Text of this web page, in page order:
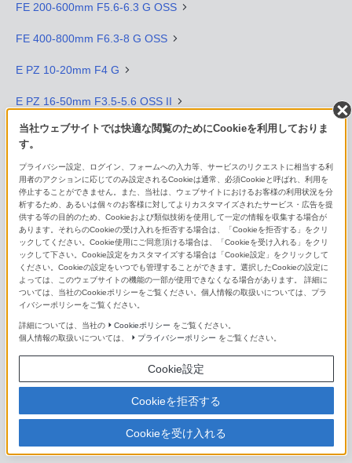
FE 200-600mm F5.6-6.3 G OSS
FE 400-800mm F6.3-8 G OSS
E PZ 10-20mm F4 G
E PZ 16-50mm F3.5-5.6 OSS II
E 16-55mm F2.8 G
E PZ 18-105mm F4 G OSS
E PZ 18-110mm F4 G OSS
E 18-135mm F3.5-5.6 OSS
E 18-200mm F3.5-6.3 OSS LE
E PZ 18-200mm F3.5-6.3 OSS
E 55-210mm F4.5-6.3 OSS
単焦点レンズ（Eマウント用）
FE 14mm F1.8 GM
FE 16mm F1.8 G
当社ウェブサイトでは快適な閲覧のためにCookieを利用しておりま
す。
プライバシー設定、ログイン、フォームへの入力等、サービスのリクエストに相当する利
用者のアクションに応じてのみ設定されるCookieは通常、必須Cookieと呼ばれ、利用を
停止することができません。また、当社は、ウェブサイトにおけるお客様の利用状況を分
析するため、あるいは個々のお客様に対してよりカスタマイズされたサービス・広告を提
供する等の目的のため、Cookieおよび類似技術を使用して一定の情報を収集する場合が
あります。それらのCookieの受け入れを拒否する場合は、「Cookieを拒否する」をクリ
ックしてください。Cookie使用にご同意頂ける場合は、「Cookieを受け入れる」をクリ
ックして下さい。Cookie設定をカスタマイズする場合は「Cookie設定」をクリックして
ください。Cookieの設定をいつでも管理することができます。選択したCookieの設定に
よっては、このウェブサイトの機能の一部が使用できなくなる場合があります。 詳細に
ついては、当社のCookieポリシーをご覧ください。個人情報の取扱いについては、プラ
イバシーポリシーをご覧ください。
詳細については、当社の Cookieポリシー をご覧ください。
個人情報の取扱いについては、
プライバシーポリシー をご覧ください。
Cookie設定
Cookieを拒否する
Cookieを受け入れる